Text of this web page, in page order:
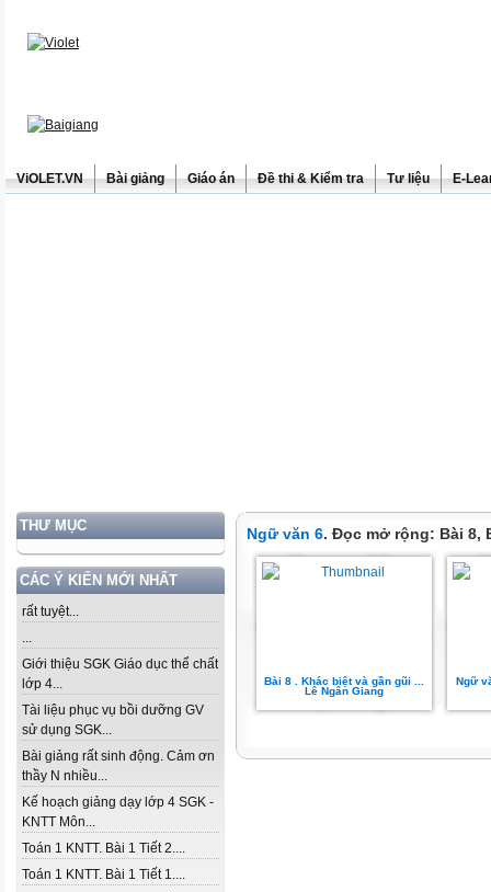
ViOLET.VN Bài giảng Giáo án Đề thi & Kiểm tra Tư liệu E-
THƯ MỤC
CÁC Ý KIẾN MỚI NHẤT
rất tuyệt...
...
Giới thiệu SGK Giáo dục thể chất
lớp 4...
Tài liệu phục vụ bồi dưỡng GV
sử dụng SGK...
Bài giảng rất sinh động. Cảm ơn
thầy N nhiều...
Kế hoạch giảng dạy lớp 4 SGK -
KNTT Môn...
Toán 1 KNTT. Bài 1 Tiết 2....
Toán 1 KNTT. Bài 1 Tiết 1....
Ngữ văn 6. Đọc mở rộng: Bài 8,
Bài 8 . Khác biệt và gần gũi ...
Lê Ngân Giang
Ngữ